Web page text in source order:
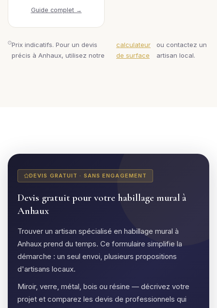
Guide complet →
Prix indicatifs. Pour un devis
précis à Anhaux, utilisez notre
calculateur
de surface
ou contactez un
artisan local.
DEVIS GRATUIT · SANS ENGAGEMENT
Devis gratuit pour votre habillage mural à
Anhaux
Trouver un artisan spécialisé en habillage mural à
Anhaux prend du temps. Ce formulaire simplifie la
démarche : un seul envoi, plusieurs propositions
d'artisans locaux.
Miroir, verre, métal, bois ou résine — décrivez votre
projet et comparez les devis de professionnels qui